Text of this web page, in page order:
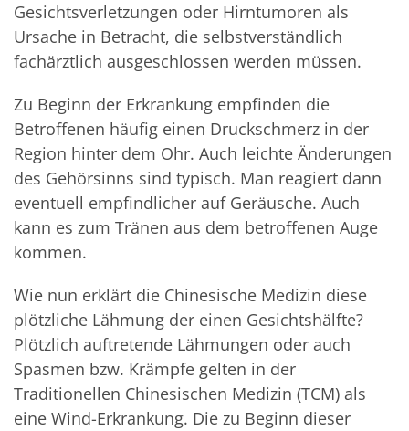
Gesichtsverletzungen oder Hirntumoren als
Ursache in Betracht, die selbstverständlich
fachärztlich ausgeschlossen werden müssen.
Zu Beginn der Erkrankung empfinden die
Betroffenen häufig einen Druckschmerz in der
Region hinter dem Ohr. Auch leichte Änderungen
des Gehörsinns sind typisch. Man reagiert dann
eventuell empfindlicher auf Geräusche. Auch
kann es zum Tränen aus dem betroffenen Auge
kommen.
Wie nun erklärt die Chinesische Medizin diese
plötzliche Lähmung der einen Gesichtshälfte?
Plötzlich auftretende Lähmungen oder auch
Spasmen bzw. Krämpfe gelten in der
Traditionellen Chinesischen Medizin (TCM) als
eine Wind-Erkrankung. Die zu Beginn dieser